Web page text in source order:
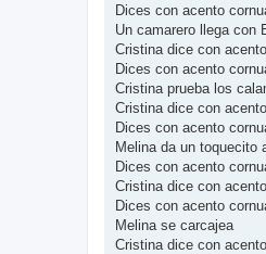
Dices con acento
Un camarero llega con
Cristina dice con
Dices con acento
Cristina prueba los
Cristina dice con
Dices con acento
Melina da un toquecito
Dices con acento
Cristina dice con
Dices con acento
Melina se carcajea
Cristina dice con